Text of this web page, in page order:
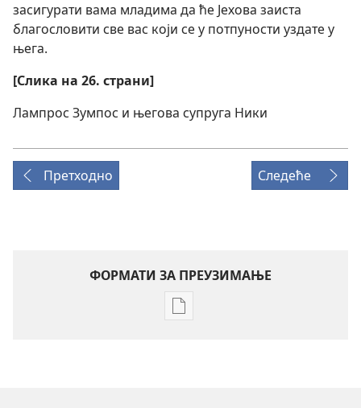
засигурати вама младима да ће Јехова заиста
благословити све вас који се у потпуности уздате у
њега.
[Слика на 26. страни]
Лампрос Зумпос и његова супруга Ники
Претходно Следеће
ФОРМАТИ ЗА ПРЕУЗИМАЊЕ
Формати